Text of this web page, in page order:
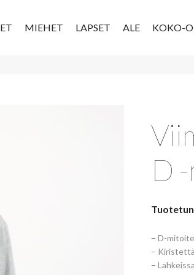
MIEHET LAPSET ALE KOKO-
D
– D-
–
–